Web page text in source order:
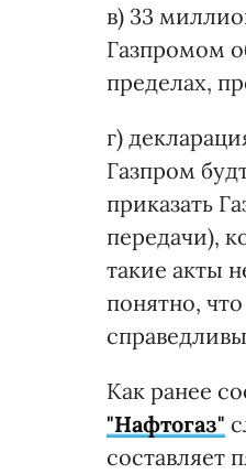
в) 33
Газпромом
пределах,
г)
Газпром
приказать
передачи),
такие акты
понятно,
Как ранее
"Нафтогаз"
составляет